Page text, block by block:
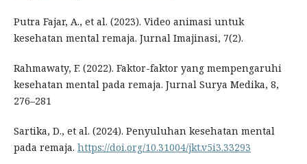
Putra Fajar, A., et al. (2023). Video animasi untuk
kesehatan mental remaja. Jurnal Imajinasi, 7(2).
Rahmawaty, F. (2022). Faktor-faktor yang mempengaruhi
kesehatan mental pada remaja. Jurnal Surya Medika, 8,
276–281
Sartika, D., et al. (2024). Penyuluhan kesehatan mental
pada remaja. https://doi.org/10.31004/jkt.v5i3.33293